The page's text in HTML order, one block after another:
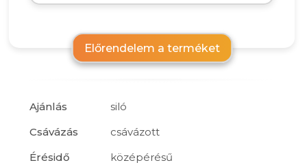
Előrendelem a terméket
Ajánlás
siló
Csávázás
csávázott
Érésidő
középérésű